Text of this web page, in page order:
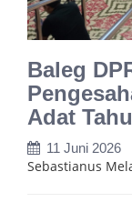
Baleg
Adat
11 Juni 2026
Sebastianus